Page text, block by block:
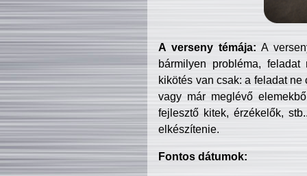
A verseny témája: A
bármilyen probléma, feladat
kikötés van csak: a feladat
vagy már meglévő
fejlesztő kitek, érzékelők,
elkészítenie.
Fontos dátumok: